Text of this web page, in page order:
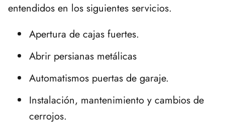
entendidos en los siguientes servicios.
Apertura de cajas fuertes.
Abrir persianas metálicas
Automatismos puertas de garaje.
Instalación, mantenimiento y cambios de
cerrojos.